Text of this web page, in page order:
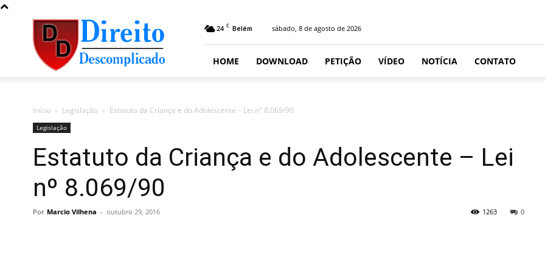
Direito
Descomplicado
24 C Belém sábado, 8 de agosto de 2026
HOME DOWNLOAD PETIÇÃO VÍDEO NOTÍCIA CONTATO
Início Legislação Estatuto da Criança e do Adolescente – Lei nº 8.069/90
Legislação
Estatuto da Criança e do Adolescente – Lei
nº 8.069/90
Por Marcio Vilhena - outubro 29, 2016 0
1263